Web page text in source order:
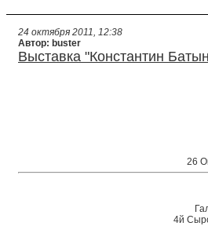
24 октября 2011, 12:38
Автор: buster
Выставка "Константин
26
4й